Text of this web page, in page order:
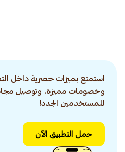
استمتع بميزات حصرية داخل
وخصومات مميزة. وتوصيل
للمستخدمين الجدد!
حمل التطبيق الآن